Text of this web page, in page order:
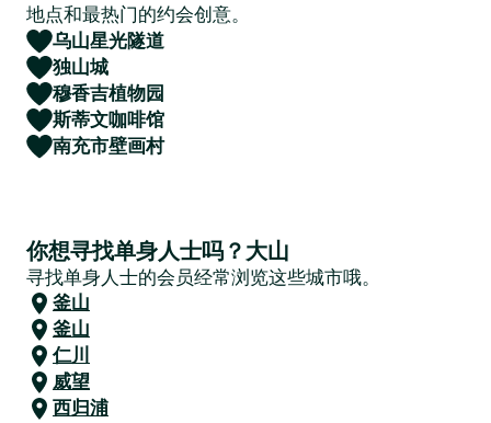
地点和最热门的约会创意。
乌山星光隧道
独山城
穆香吉植物园
斯蒂文咖啡馆
南充市壁画村
你想寻找单身人士吗？大山
寻找单身人士的会员经常浏览这些城市哦。
釜山
釜山
仁川
威望
西归浦